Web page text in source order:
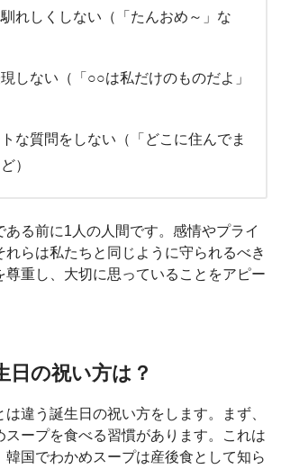
れしくしない（「たんおめ～」な
しない（「○○は私だけのものだよ」
な質問をしない（「どこに住んでま
）
ある前に1人の人間です。感情やプライ
れらは私たちと同じように守られるべき
尊重し、大切に思っていることをアピー
日の祝い方は？
違う誕生日の祝い方をします。まず、
スープを食べる習慣があります。これは
韓国でわかめスープは産後食として知ら